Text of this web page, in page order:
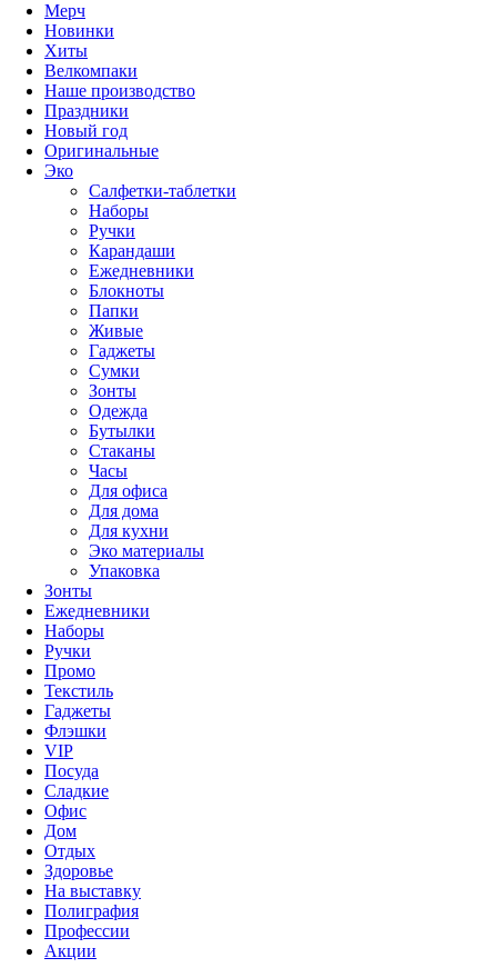
Мерч
Новинки
Хиты
Велкомпаки
Наше производство
Праздники
Новый год
Оригинальные
Эко
Салфетки-таблетки
Наборы
Ручки
Карандаши
Ежедневники
Блокноты
Папки
Живые
Гаджеты
Сумки
Зонты
Одежда
Бутылки
Стаканы
Часы
Для офиса
Для дома
Для кухни
Эко материалы
Упаковка
Зонты
Ежедневники
Наборы
Ручки
Промо
Текстиль
Гаджеты
Флэшки
VIP
Посуда
Сладкие
Офис
Дом
Отдых
Здоровье
На выставку
Полиграфия
Профессии
Акции